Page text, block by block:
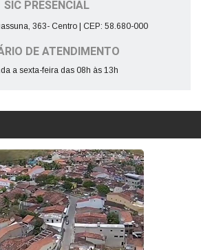
SIC PRESENCIAL
363- Centro | CEP: 58.680-000
DE ATENDIMENTO
a sexta-feira das 08h às 13h